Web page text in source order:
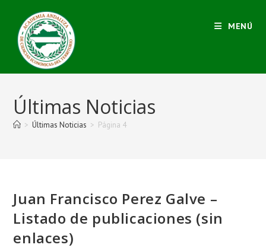
MENÚ
Últimas Noticias
> Últimas Noticias > Página 4
Juan Francisco Perez Galve –
Listado de publicaciones (sin
enlaces)